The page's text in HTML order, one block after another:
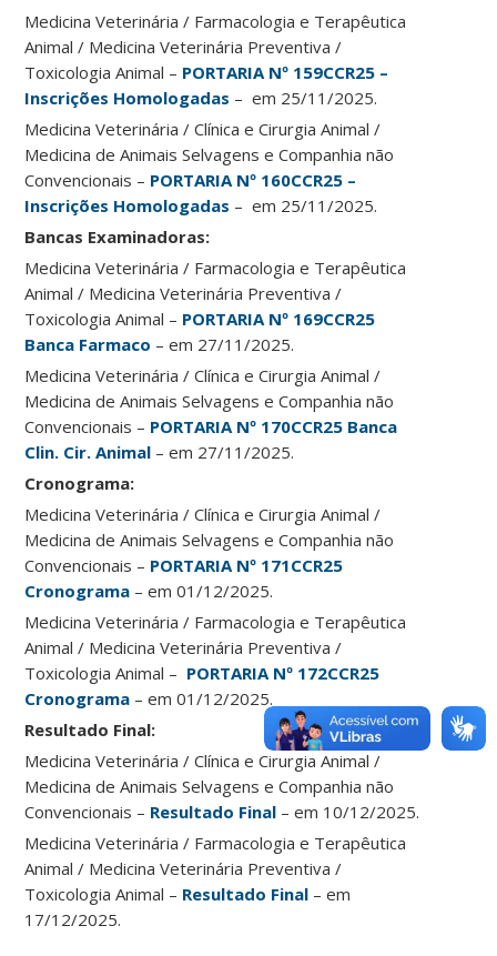
Medicina Veterinária / Farmacologia e Terapêutica
Animal / Medicina Veterinária Preventiva /
Toxicologia Animal – PORTARIA Nº 159CCR25 –
Inscrições Homologadas – em 25/11/2025.
Medicina Veterinária / Clínica e Cirurgia Animal /
Medicina de Animais Selvagens e Companhia não
Convencionais – PORTARIA Nº 160CCR25 –
Inscrições Homologadas – em 25/11/2025.
Bancas Examinadoras:
Medicina Veterinária / Farmacologia e Terapêutica
Animal / Medicina Veterinária Preventiva /
Toxicologia Animal – PORTARIA Nº 169CCR25
Banca Farmaco – em 27/11/2025.
Medicina Veterinária / Clínica e Cirurgia Animal /
Medicina de Animais Selvagens e Companhia não
Convencionais – PORTARIA Nº 170CCR25 Banca
Clin. Cir. Animal – em 27/11/2025.
Cronograma:
Medicina Veterinária / Clínica e Cirurgia Animal /
Medicina de Animais Selvagens e Companhia não
Convencionais – PORTARIA Nº 171CCR25
Cronograma – em 01/12/2025.
Medicina Veterinária / Farmacologia e Terapêutica
Animal / Medicina Veterinária Preventiva /
Toxicologia Animal – PORTARIA Nº 172CCR25
Cronograma – em 01/12/2025.
Resultado Final:
Medicina Veterinária / Clínica e Cirurgia Animal /
Medicina de Animais Selvagens e Companhia não
Convencionais – Resultado Final – em 10/12/2025.
Medicina Veterinária / Farmacologia e Terapêutica
Animal / Medicina Veterinária Preventiva /
Toxicologia Animal – Resultado Final – em
17/12/2025.